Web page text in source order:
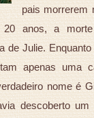
pais morrerem
20 anos, a
de Julie.
apenas uma
nome é
descoberto um